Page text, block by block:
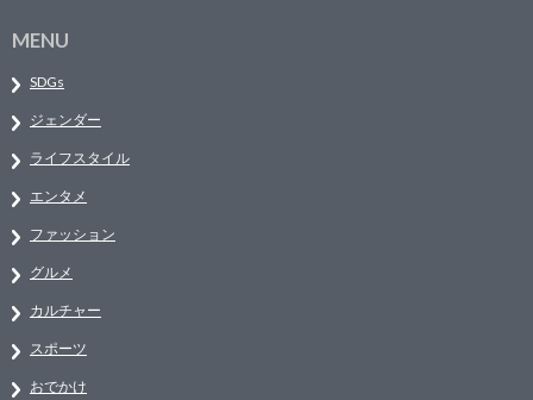
MENU
SDGs
ジェンダー
ライフスタイル
エンタメ
ファッション
グルメ
カルチャー
スポーツ
おでかけ